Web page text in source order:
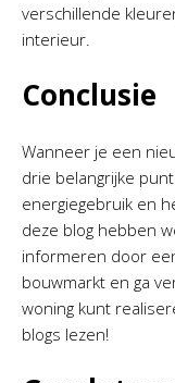
verschillende
interieur.
Conclusie
Wanneer je een
drie belangrijke
energiegebruik en
deze blog hebben
informeren door
bouwmarkt en ga
woning kunt
blogs lezen!